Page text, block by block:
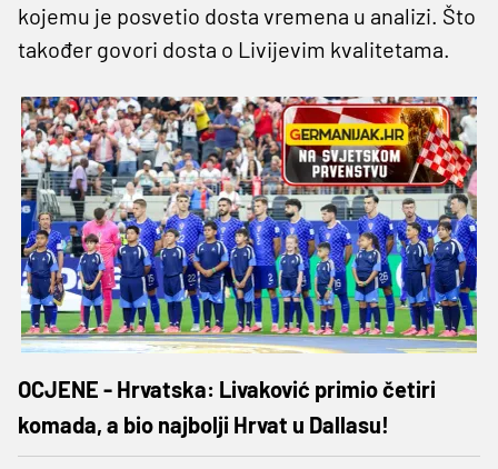
kojemu je posvetio dosta vremena u analizi. Što
također govori dosta o Livijevim kvalitetama.
OCJENE - Hrvatska: Livaković primio četiri
komada, a bio najbolji Hrvat u Dallasu!